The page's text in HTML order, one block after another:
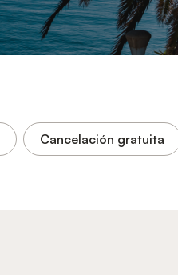
Cancelación gratuita